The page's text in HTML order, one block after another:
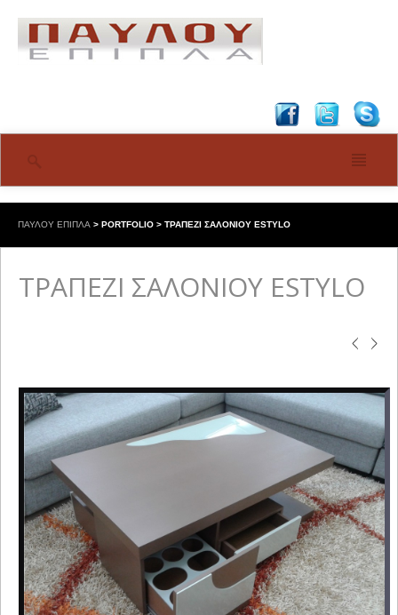
ΠΑΥΛΟΥ ΕΠΙΠΛΑ > PORTFOLIO > ΤΡΑΠΕΖΙ ΣΑΛΟΝΙΟΥ ESTYLO
ΤΡΑΠΕΖΙ ΣΑΛΟΝΙΟΥ ESTYLO